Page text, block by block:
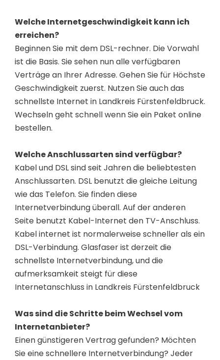
Welche Internetgeschwindigkeit kann ich
erreichen?
Beginnen Sie mit dem DSL-rechner. Die Vorwahl
ist die Basis. Sie sehen nun alle verfügbaren
Verträge an Ihrer Adresse. Gehen Sie für Höchste
Geschwindigkeit zuerst. Nutzen Sie auch das
schnellste Internet in Landkreis Fürstenfeldbruck.
Wechseln geht schnell wenn Sie ein Paket online
bestellen.
Welche Anschlussarten sind verfügbar?
Kabel und DSL sind seit Jahren die beliebtesten
Anschlussarten. DSL benutzt die gleiche Leitung
wie das Telefon. Sie finden diese
Internetverbindung überall. Auf der anderen
Seite benutzt Kabel-Internet den TV-Anschluss.
Kabel internet ist normalerweise schneller als ein
DSL-Verbindung. Glasfaser ist derzeit die
schnellste Internetverbindung, und die
aufmerksamkeit steigt für diese
Internetanschluss in Landkreis Fürstenfeldbruck
Was sind die Schritte beim Wechsel vom
Internetanbieter?
Einen günstigeren Vertrag gefunden? Möchten
Sie eine schnellere Internetverbindung? Jeder